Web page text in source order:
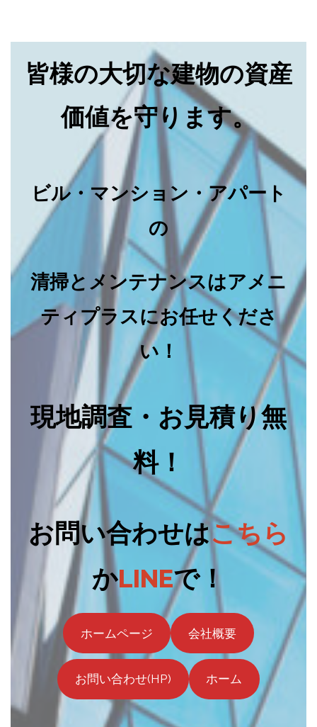
皆様の大切な建物の資産
価値を守ります。
ビル・マンション・アパート
の
清掃とメンテナンスはアメニ
ティプラスにお任せくださ
い！
現地調査・お見積り無
料！
お問い合わせはこちら
かLINEで！
ホームページ 会社概要
お問い合わせ(HP) ホーム